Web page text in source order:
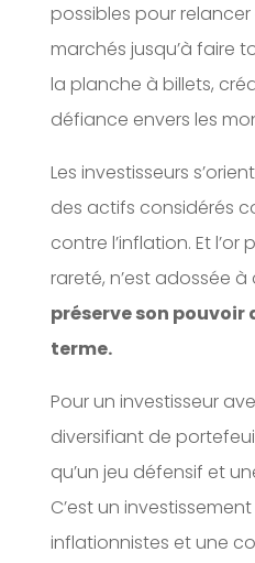
possibles pour
marchés jusqu’à faire
la planche à billets,
défiance envers les
Les investisseurs
des actifs considérés
contre l’inflation. Et
rareté, n’est adossée
préserve son pouvoir
terme.
Pour un investisseur
diversifiant de
qu’un jeu défensif et
C’est un
inflationnistes et une